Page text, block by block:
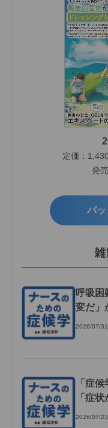
定価：
発
バ
呼吸困
変だ」
2026/07/31
「症
「症
2026/07/23